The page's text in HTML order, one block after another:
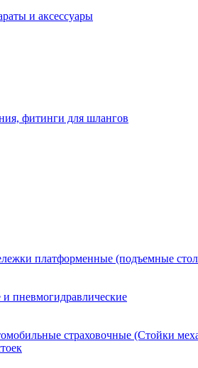
и аксессуары
фитинги для шлангов
платформенные (подъемные
пневмогидравлические
страховочные (Стойки